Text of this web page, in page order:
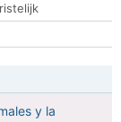
y la